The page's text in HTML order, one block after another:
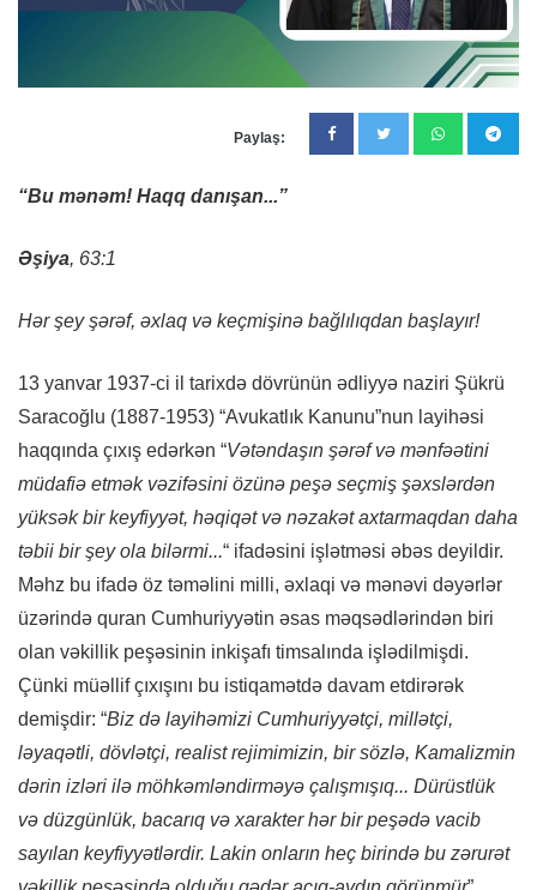
Paylaş:
“Bu mənəm! Haqq danışan...”
Əşiya, 63:1
Hər şey şərəf, əxlaq və keçmişinə bağlılıqdan başlayır!
13 yanvar 1937-ci il tarixdə dövrünün ədliyyə naziri Şükrü
Saracoğlu (1887-1953) “Avukatlık Kanunu”nun layihəsi
haqqında çıxış edərkən “Vətəndaşın şərəf və mənfəətini
müdafiə etmək vəzifəsini özünə peşə seçmiş şəxslərdən
yüksək bir keyfiyyət, həqiqət və nəzakət axtarmaqdan daha
təbii bir şey ola bilərmi...“ ifadəsini işlətməsi əbəs deyildir.
Məhz bu ifadə öz təməlini milli, əxlaqi və mənəvi dəyərlər
üzərində quran Cumhuriyyətin əsas məqsədlərindən biri
olan vəkillik peşəsinin inkişafı timsalında işlədilmişdi.
Çünki müəllif çıxışını bu istiqamətdə davam etdirərək
demişdir: “Biz də layihəmizi Cumhuriyyətçi, millətçi,
ləyaqətli, dövlətçi, realist rejimimizin, bir sözlə, Kamalizmin
dərin izləri ilə möhkəmləndirməyə çalışmışıq... Dürüstlük
və düzgünlük, bacarıq və xarakter hər bir peşədə vacib
sayılan keyfiyyətlərdir. Lakin onların heç birində bu zərurət